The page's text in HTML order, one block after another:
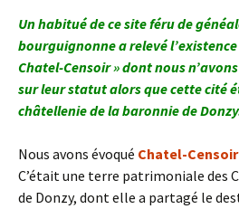
Un habitué de ce site féru de
bourguignonne a relevé
Chatel-Censoir » dont nous
sur leur statut alors que cette cité
châtellenie de la baronnie de
Nous avons évoqué Chatel-Censoir
C’était une terre patrimoniale des
de Donzy, dont elle a partagé le